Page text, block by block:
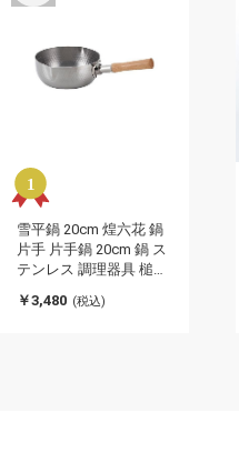
雪平鍋 20cm 煌六花 鍋
片手 片手鍋 20cm 鍋 ス
テンレス 調理器具 槌目
メモリ 目盛り シルバー
￥3,480 (税込)